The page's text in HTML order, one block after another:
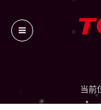
当前